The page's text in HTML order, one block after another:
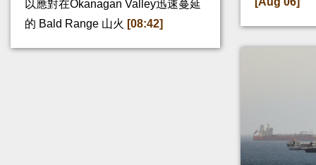
以應對在Okanagan Valley迅速蔓延
的 Bald Range 山火 [08:42]